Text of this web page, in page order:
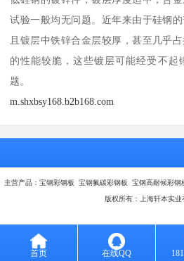
试验一般均无问题。近年来由于硅钢
且镀层中铁锌合金层较厚，甚至几乎
的性能较脆，这些镀层可能经受不起
题。
m.shxbsy168.b2b168.com
主营产品：宝钢彩钢板 宝钢氟碳彩钢板 宝钢高耐候彩
版权所有：上海轩本实业
首页 在线QQ